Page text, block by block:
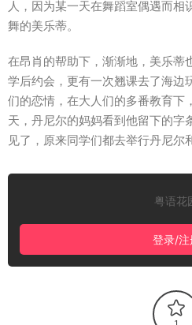
人，因为某一天在舞蹈室偶遇而相
舞的美乐蒂。
在昂肖的帮助下，渐渐地，美乐蒂
学后约会，更有一次翘课去了海边
们的恋情，在大人们的多番教育下
天，丹尼尔的妈妈看到他留下的字
见了，原来同学们都去举行丹尼
粤语花
登录/注